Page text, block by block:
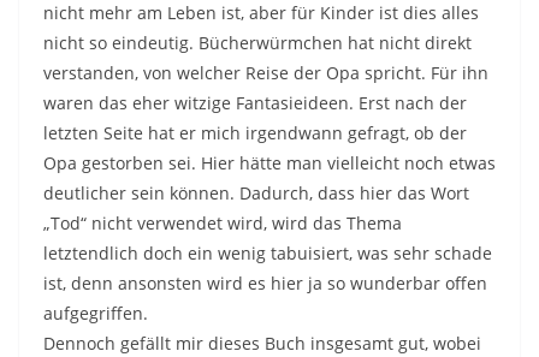
nicht mehr am Leben ist, aber für Kinder ist dies alles
nicht so eindeutig. Bücherwürmchen hat nicht direkt
verstanden, von welcher Reise der Opa spricht. Für ihn
waren das eher witzige Fantasieideen. Erst nach der
letzten Seite hat er mich irgendwann gefragt, ob der
Opa gestorben sei. Hier hätte man vielleicht noch etwas
deutlicher sein können. Dadurch, dass hier das Wort
„Tod“ nicht verwendet wird, wird das Thema
letztendlich doch ein wenig tabuisiert, was sehr schade
ist, denn ansonsten wird es hier ja so wunderbar offen
aufgegriffen.
Dennoch gefällt mir dieses Buch insgesamt gut, wobei